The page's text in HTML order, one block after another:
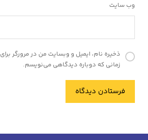
وب‌ سایت
ذخیره نام، ایمیل و وبسایت من در مرورگر برای
زمانی که دوباره دیدگاهی می‌نویسم.
فرستادن دیدگاه